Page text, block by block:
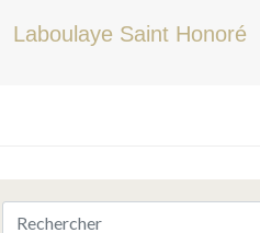
Laboulaye Saint Honoré